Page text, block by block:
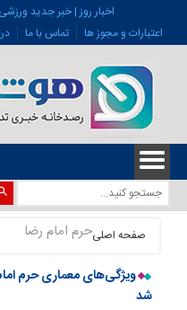
اخبار روز | خبر جدید
اعتبارات و مجوز ها
تماس با ما
صفحه اصلیحرم امام رضا
ویژگی‌های معماری حرم
شد